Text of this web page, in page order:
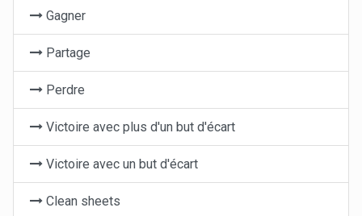
Gagner
Partage
Perdre
Victoire avec plus d'un but d'écart
Victoire avec un but d'écart
Clean sheets